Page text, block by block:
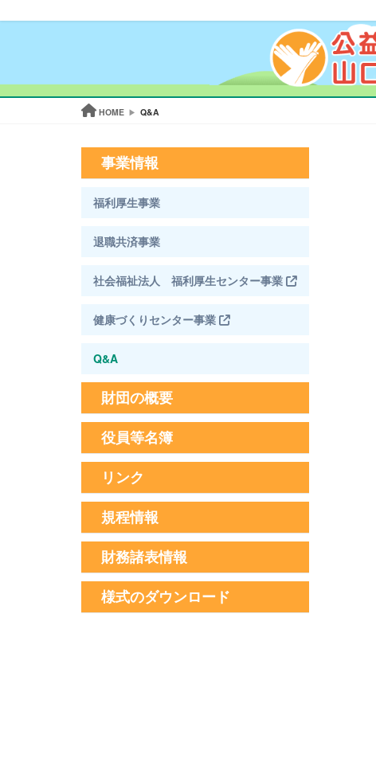
HOME Q&A
事業情報
福利厚生事業
退職共済事業
社会福祉法人 福利厚生センター事業
健康づくりセンター事業
Q&A
財団の概要
役員等名簿
リンク
規程情報
財務諸表情報
様式のダウンロード